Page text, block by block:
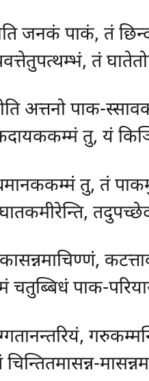
जनकं पाकं, तं
तं
अत्तनो पाक-
तु, यं
तु, तं
चतुब्बिधं पाक-